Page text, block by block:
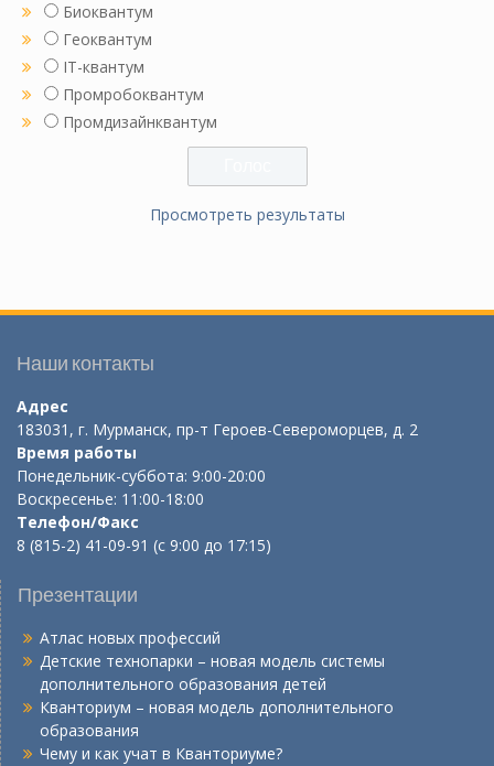
Биоквантум
Геоквантум
IT-квантум
Промробоквантум
Промдизайнквантум
Просмотреть результаты
Наши контакты
Адрес
183031, г. Мурманск, пр-т Героев-Североморцев, д. 2
Время работы
Понедельник-суббота: 9:00-20:00
Воскресенье: 11:00-18:00
Телефон/Факс
8 (815-2) 41-09-91 (с 9:00 до 17:15)
Презентации
Атлас новых профессий
Детские технопарки – новая модель системы
дополнительного образования детей
Кванториум – новая модель дополнительного
образования
Чему и как учат в Кванториуме?